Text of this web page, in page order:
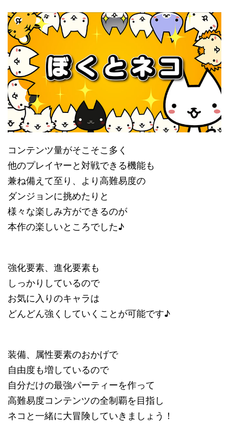
コンテンツ量がそこそこ多く
他のプレイヤーと対戦できる機能も
兼ね備えて至り、より高難易度の
ダンジョンに挑めたりと
様々な楽しみ方ができるのが
本作の楽しいところでした♪
強化要素、進化要素も
しっかりしているので
お気に入りのキャラは
どんどん強くしていくことが可能です♪
装備、属性要素のおかげで
自由度も増しているので
自分だけの最強パーティーを作って
高難易度コンテンツの全制覇を目指し
ネコと一緒に大冒険していきましょう！